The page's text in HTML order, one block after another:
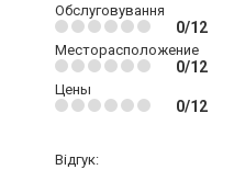
Обслуговування
0/12
Месторасположение
0/12
Цены
0/12
Відгук: